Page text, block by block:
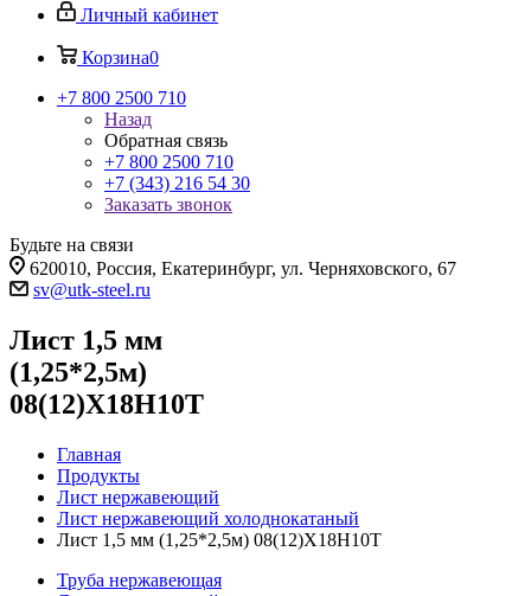
Личный кабинет
Корзина0
+7 800 2500 710
Назад
Обратная связь
+7 800 2500 710
+7 (343) 216 54 30
Заказать звонок
Будьте на связи
620010, Россия, Екатеринбург, ул. Черняховского, 67
sv@utk-steel.ru
Лист 1,5 мм
(1,25*2,5м)
08(12)Х18Н10Т
Главная
Продукты
Лист нержавеющий
Лист нержавеющий холоднокатаный
Лист 1,5 мм (1,25*2,5м) 08(12)Х18Н10Т
Труба нержавеющая